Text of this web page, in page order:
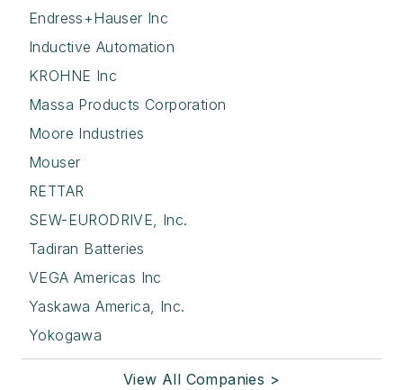
Endress+Hauser Inc
Inductive Automation
KROHNE Inc
Massa Products Corporation
Moore Industries
Mouser
RETTAR
SEW-EURODRIVE, Inc.
Tadiran Batteries
VEGA Americas Inc
Yaskawa America, Inc.
Yokogawa
View All Companies >